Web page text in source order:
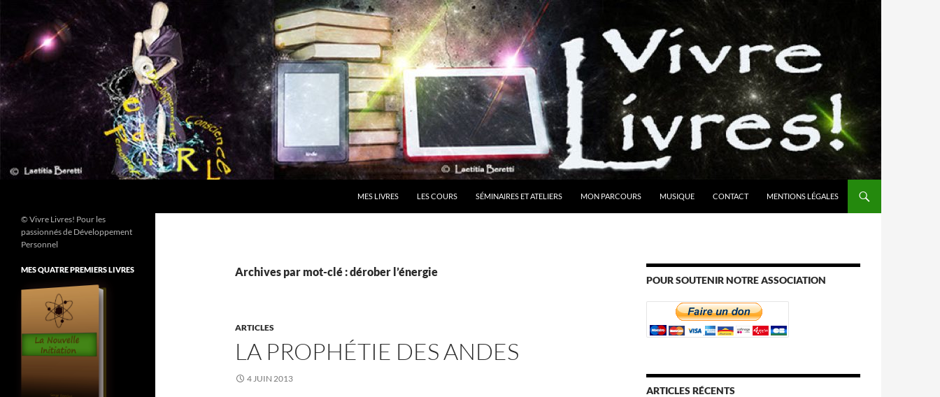
contenu
MES LIVRES LES COURS SÉMINAIRES ET ATELIERS MON PARCOURS MUSIQUE CONTACT MENTIONS LÉGALES
Archives par mot-clé : dérober l’énergie
ARTICLES
LA PROPHÉTIE DES ANDES
4 JUIN 2013
POUR SOUTENIR NOTRE ASSOCIATION
ARTICLES RÉCENTS
© Vivre Livres! Pour les
passionnés de Développement
Personnel
MES QUATRE PREMIERS LIVRES